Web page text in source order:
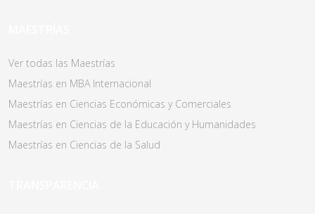
Ver todas las Maestrías
Maestrías en MBA Internacional
Maestrías en Ciencias Económicas y Comerciales
Maestrías en Ciencias de la Educación y Humanidades
Maestrías en Ciencias de la Salud